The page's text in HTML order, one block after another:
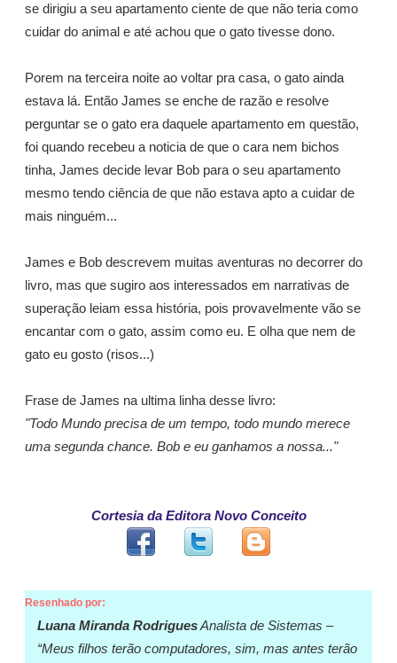
se dirigiu a seu apartamento ciente de que não teria como
cuidar do animal e até achou que o gato tivesse dono.
Porem na terceira noite ao voltar pra casa, o gato ainda
estava lá. Então James se enche de razão e resolve
perguntar se o gato era daquele apartamento em questão,
foi quando recebeu a noticia de que o cara nem bichos
tinha, James decide levar Bob para o seu apartamento
mesmo tendo ciência de que não estava apto a cuidar de
mais ninguém...
James e Bob descrevem muitas aventuras no decorrer do
livro, mas que sugiro aos interessados em narrativas de
superação leiam essa história, pois provavelmente vão se
encantar com o gato, assim como eu. E olha que nem de
gato eu gosto (risos...)
Frase de James na ultima linha desse livro:
"Todo Mundo precisa de um tempo, todo mundo merece
uma segunda chance. Bob e eu ganhamos a nossa..."
Cortesia da Editora Novo Conceito
Resenhado por:
Luana Miranda RodriguesAnalista de Sistemas –
“Meus filhos terão computadores, sim, mas antes terão